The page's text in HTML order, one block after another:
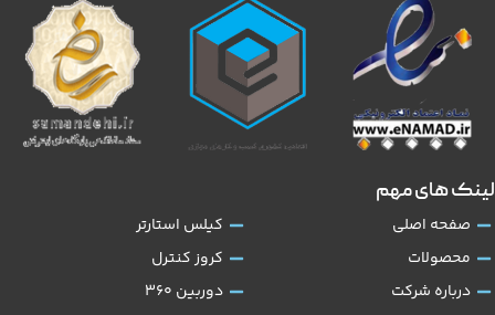
لینک های مهم
صفحه اصلی
محصولات
درباره شرکت
کیلس استارتر
کروز کنترل
دوربین 360